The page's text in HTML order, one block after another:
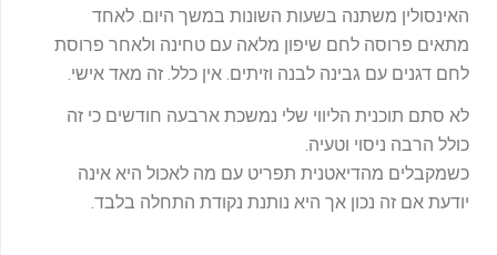
האינסולין משתנה בשעות השונות במשך היום. לאחד
מתאים פרוסה לחם שיפון מלאה עם טחינה ולאחר פרוסת
לחם דגנים עם גבינה לבנה וזיתים. אין כלל. זה מאד אישי.
לא סתם תוכנית הליווי שלי נמשכת ארבעה חודשים כי זה
כולל הרבה ניסוי וטעיה.
כשמקבלים מהדיאטנית תפריט עם מה לאכול היא אינה
יודעת אם זה נכון אך היא נותנת נקודת התחלה בלבד.